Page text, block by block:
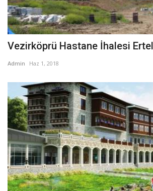
Vezirköprü Hastane İhalesi
Admin Haz 1, 2018